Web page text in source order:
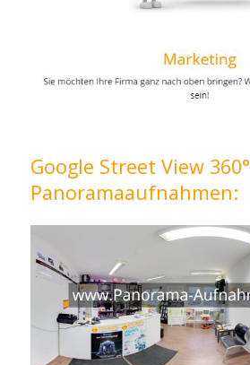
Google Street View 360°
Panoramaaufnahmen: